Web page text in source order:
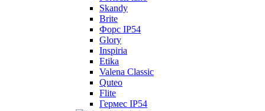
Skandy
Brite
Форс IP54
Glory
Inspiria
Etika
Valena Classic
Quteo
Flite
Гермес IP54